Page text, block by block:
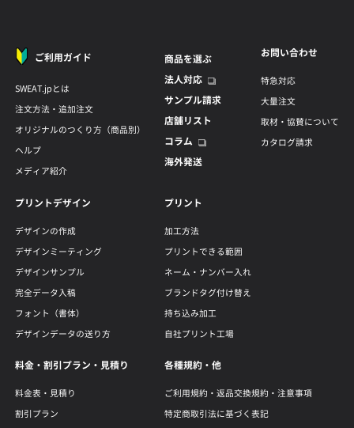
ご利用ガイド
SWEAT.jpとは
注文方法・追加注文
オリジナルのつくり方（商品別）
ヘルプ
メディア紹介
商品を選ぶ
法人対応
サンプル請求
店舗リスト
コラム
海外発送
お問い合わせ
特急対応
大量注文
取材・協賛について
カタログ請求
プリントデザイン
デザインの作成
デザインミーティング
デザインサンプル
完全データ入稿
フォント（書体）
デザインデータの送り方
プリント
加工方法
プリントできる範囲
ネーム・ナンバー入れ
ブランドタグ付け替え
持ち込み加工
自社プリント工場
料金・割引プラン・見積り
料金表・見積り
割引プラン
各種規約・他
ご利用規約・返品交換規約・注意事項
特定商取引法に基づく表記